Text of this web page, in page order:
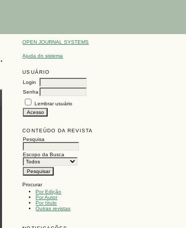
OPEN JOURNAL SYSTEMS
Ajuda do sistema
USUÁRIO
Login
Senha
Lembrar usuário
CONTEÚDO DA REVISTA
Pesquisa
Escopo da Busca
Procurar
Por Edição
Por Autor
Por título
Outras revistas